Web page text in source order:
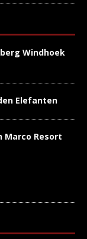
Windhoek
Elefanten
Marco Resort